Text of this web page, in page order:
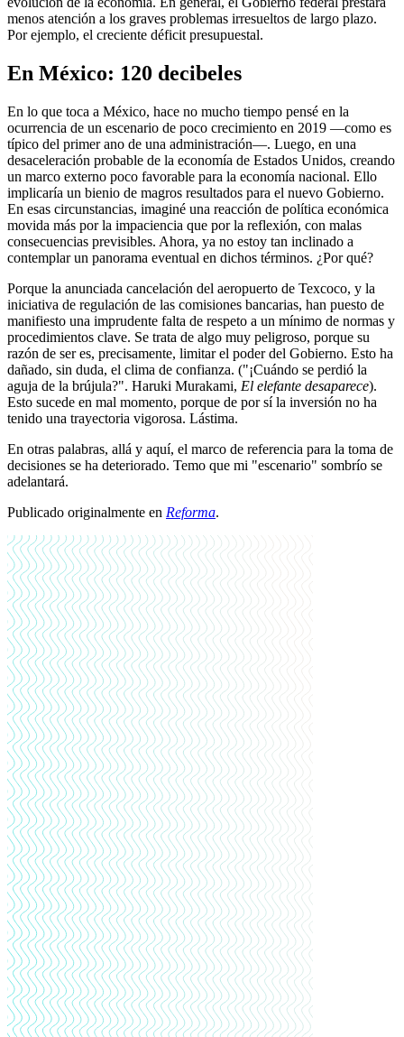
menos atención a los graves problemas irresueltos de largo plazo.
Por ejemplo, el creciente déficit presupuestal.
En México: 120 decibeles
En lo que toca a México, hace no mucho tiempo pensé en la
ocurrencia de un escenario de poco crecimiento en 2019 —como es
típico del primer ano de una administración—. Luego, en una
desaceleración probable de la economía de Estados Unidos, creando
un marco externo poco favorable para la economía nacional. Ello
implicaría un bienio de magros resultados para el nuevo Gobierno.
En esas circunstancias, imaginé una reacción de política económica
movida más por la impaciencia que por la reflexión, con malas
consecuencias previsibles. Ahora, ya no estoy tan inclinado a
contemplar un panorama eventual en dichos términos. ¿Por qué?
Porque la anunciada cancelación del aeropuerto de Texcoco, y la
iniciativa de regulación de las comisiones bancarias, han puesto de
manifiesto una imprudente falta de respeto a un mínimo de normas y
procedimientos clave. Se trata de algo muy peligroso, porque su
razón de ser es, precisamente, limitar el poder del Gobierno. Esto ha
dañado, sin duda, el clima de confianza. ("¡Cuándo se perdió la
aguja de la brújula?". Haruki Murakami, El elefante desaparece).
Esto sucede en mal momento, porque de por sí la inversión no ha
tenido una trayectoria vigorosa. Lástima.
En otras palabras, allá y aquí, el marco de referencia para la toma de
decisiones se ha deteriorado. Temo que mi "escenario" sombrío se
adelantará.
Publicado originalmente en Reforma.